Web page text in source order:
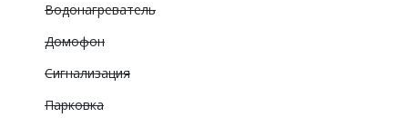
Водонагреватель
Домофон
Сигнализация
Парковка